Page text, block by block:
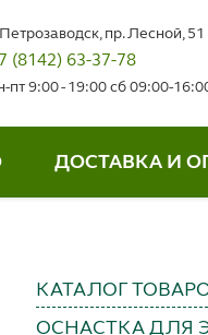
Петрозаводск, пр. Лесной, 51
(8142) 63-37-78
пт 9:00 - 19:00 сб 09:00-
ДОСТАВКА И
КАТАЛОГ
ОСНАСТКА ДЛЯ